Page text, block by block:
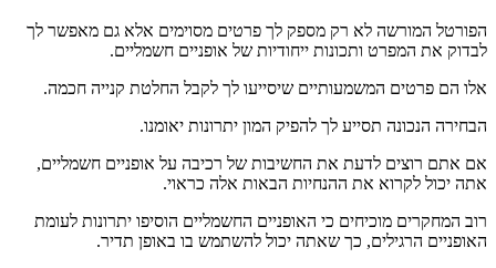
הפורטל המורשה לא רק מספק לך פרטים מסוימים אלא גם מאפשר לך
לבדוק את המפרט ותכונות ייחודיות של אופניים חשמליים.
אלו הם פרטים המשמעותיים שיסייעו לך לקבל החלטת קנייה חכמה.
הבחירה הנכונה תסייע לך להפיק המון יתרונות יאומנו.
אם אתם רוצים לדעת את החשיבות של רכיבה על אופניים חשמליים,
אתה יכול לקרוא את ההנחיות הבאות אלה כראוי.
רוב המחקרים מוכיחים כי האופניים החשמליים הוסיפו יתרונות לעומת
האופניים הרגילים, כך שאתה יכול להשתמש בו באופן תדיר.